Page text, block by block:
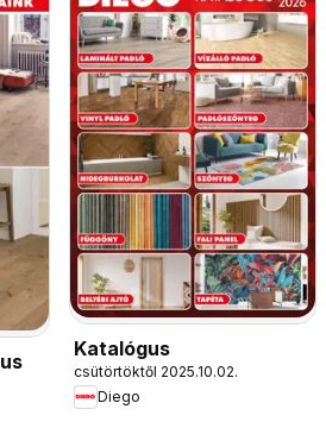
Katalógus
csütörtöktől 2025.10.02.
Diego